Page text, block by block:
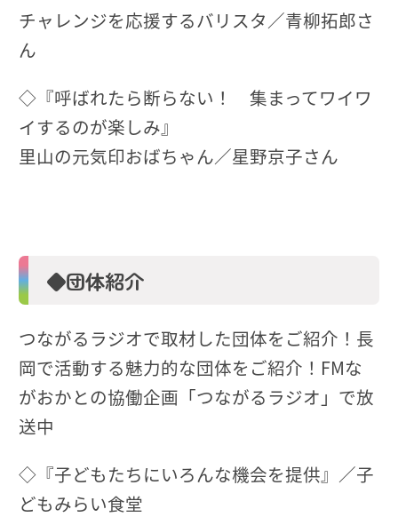
チャレンジを応援するバリスタ／青柳拓郎さ
ん
◇『呼ばれたら断らない！ 集まってワイワ
イするのが楽しみ』
里山の元気印おばちゃん／星野京子さん
◆団体紹介
つながるラジオで取材した団体をご紹介！長
岡で活動する魅力的な団体をご紹介！FMな
がおかとの協働企画「つながるラジオ」で放
送中
◇『子どもたちにいろんな機会を提供』／子
どもみらい食堂